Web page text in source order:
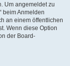
Um angemeldet zu
beim Anmelden
an einem öffentlichen
Wenn diese Option
der Board-